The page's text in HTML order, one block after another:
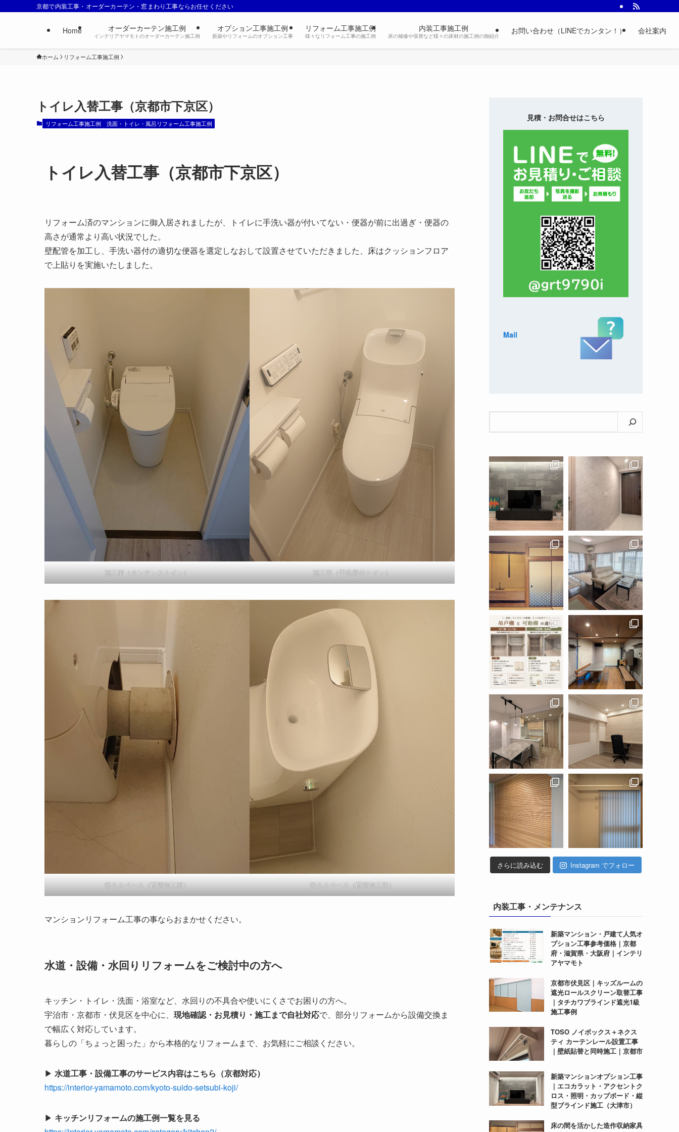
京都で内装工事・オーダーカーテン・窓まわり工事ならお任せください
Home オーダーカーテン施工例
インテリアヤマモトのオーダーカーテン施工例
オプション工事施工例
新築やリフォームのオプション工事
リフォーム工事施工例
様々なリフォーム工事の施工例
内装工事施工例
床の補修や張替など様々の床材の施工例の御紹介
お問い合わせ（LINEでカンタン！） 会社案内
ホーム リフォーム工事施工例
トイレ入替工事（京都市下京区）
リフォーム工事施工例 洗面・トイレ・風呂リフォーム工事施工例
トイレ入替工事（京都市下京区）
リフォーム済のマンションに御入居されましたが、トイレに手洗い器が付いてない・便器が前に出過ぎ・便器の
高さが通常より高い状況でした。
壁配管を加工し、手洗い器付の適切な便器を選定しなおして設置させていただきました、床はクッションフロア
で上貼りを実施いたしました。
施工前（タンクレストイレ） 施工後（手洗器付トイレ）
後ろスペース（配管加工前） 後ろスペース（配管加工後）
マンションリフォーム工事の事ならおまかせください。
水道・設備・水回りリフォームをご検討中の方へ
キッチン・トイレ・洗面・浴室など、水回りの不具合や使いにくさでお困りの方へ。
宇治市・京都市・伏見区を中心に、 現地確認・お見積り・施工まで自社対応で、部分リフォームから設備交換ま
で幅広く対応しています。
暮らしの「ちょっと困った」から本格的なリフォームまで、お気軽にご相談ください。
▶ 水道工事・設備工事のサービス内容はこちら（京都対応）
https://interior-yamamoto.com/kyoto-suido-setsubi-koji/
▶ キッチンリフォームの施工例一覧を見る
見積・お問合せはこちら
Mail
さらに読み込む Instagram でフォロー
内装工事・メンテナンス
新築マンション・戸建て人気オ
プション工事参考価格｜京都
府・滋賀県・大阪府｜インテリ
アヤマモト
京都市伏見区｜キッズルームの
遮光ロールスクリーン取替工事
｜タチカワブラインド遮光1級
施工事例
TOSO ノイボックス＋ネクス
ティ カーテンレール設置工事
｜壁紙貼替と同時施工｜京都市
新築マンションオプション工事
｜エコカラット・アクセントク
ロス・照明・カップボード・縦
型ブラインド施工（大津市）
床の間を活かした造作収納家具